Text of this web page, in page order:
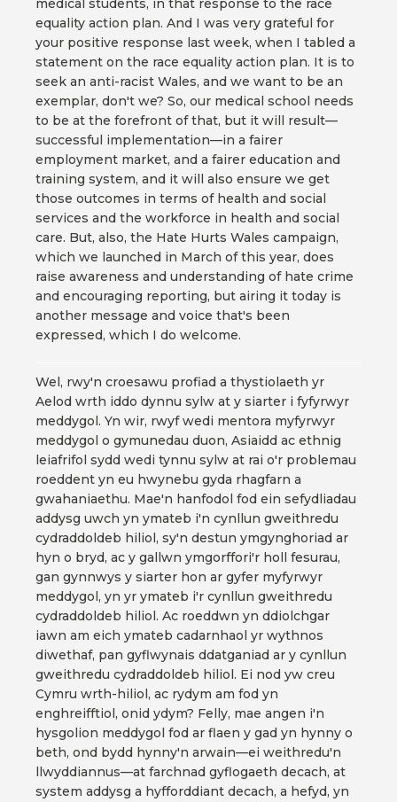
medical students, in that response to the race
equality action plan. And I was very grateful for
your positive response last week, when I tabled a
statement on the race equality action plan. It is to
seek an anti-racist Wales, and we want to be an
exemplar, don't we? So, our medical school needs
to be at the forefront of that, but it will result—
successful implementation—in a fairer
employment market, and a fairer education and
training system, and it will also ensure we get
those outcomes in terms of health and social
services and the workforce in health and social
care. But, also, the Hate Hurts Wales campaign,
which we launched in March of this year, does
raise awareness and understanding of hate crime
and encouraging reporting, but airing it today is
another message and voice that's been
expressed, which I do welcome.
Wel, rwy'n croesawu profiad a thystiolaeth yr
Aelod wrth iddo dynnu sylw at y siarter i fyfyrwyr
meddygol. Yn wir, rwyf wedi mentora myfyrwyr
meddygol o gymunedau duon, Asiaidd ac ethnig
leiafrifol sydd wedi tynnu sylw at rai o'r problemau
roeddent yn eu hwynebu gyda rhagfarn a
gwahaniaethu. Mae'n hanfodol fod ein sefydliadau
addysg uwch yn ymateb i'n cynllun gweithredu
cydraddoldeb hiliol, sy'n destun ymgynghoriad ar
hyn o bryd, ac y gallwn ymgorffori'r holl fesurau,
gan gynnwys y siarter hon ar gyfer myfyrwyr
meddygol, yn yr ymateb i'r cynllun gweithredu
cydraddoldeb hiliol. Ac roeddwn yn ddiolchgar
iawn am eich ymateb cadarnhaol yr wythnos
diwethaf, pan gyflwynais ddatganiad ar y cynllun
gweithredu cydraddoldeb hiliol. Ei nod yw creu
Cymru wrth-hiliol, ac rydym am fod yn
enghreifftiol, onid ydym? Felly, mae angen i'n
hysgolion meddygol fod ar flaen y gad yn hynny o
beth, ond bydd hynny'n arwain—ei weithredu'n
llwyddiannus—at farchnad gyflogaeth decach, at
system addysg a hyfforddiant decach, a hefyd, yn